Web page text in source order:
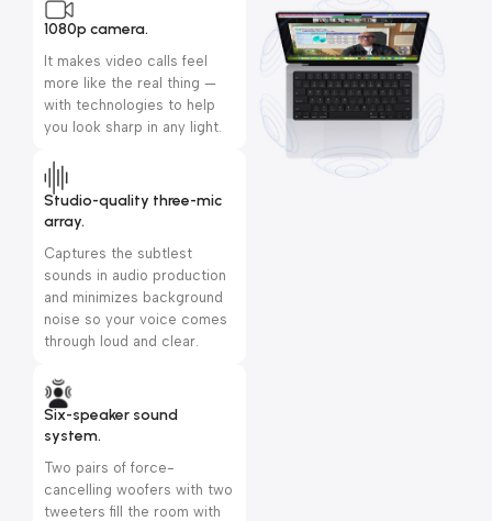
1080p camera.
It makes video calls feel
more like the real thing —
with technologies to help
you look sharp in any light.
Studio-quality three-mic
array.
Captures the subtlest
sounds in audio production
and minimizes background
noise so your voice comes
through loud and clear.
Six-speaker sound
system.
Two pairs of force-
cancelling woofers with two
tweeters fill the room with